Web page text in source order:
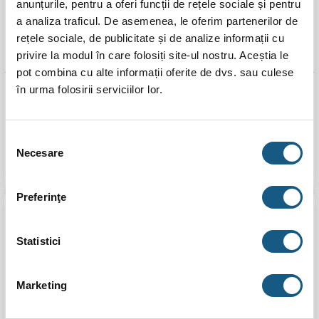
anunțurile, pentru a oferi funcții de rețele sociale și pentru
a analiza traficul. De asemenea, le oferim partenerilor de
rețele sociale, de publicitate și de analize informații cu
privire la modul în care folosiți site-ul nostru. Aceștia le
pot combina cu alte informații oferite de dvs. sau culese
în urma folosirii serviciilor lor.
consimțământului
Necesare
Preferinţe
Statistici
Marketing
Puffer fara serpentina
ADAUGĂ ÎN COȘ
Gratuit